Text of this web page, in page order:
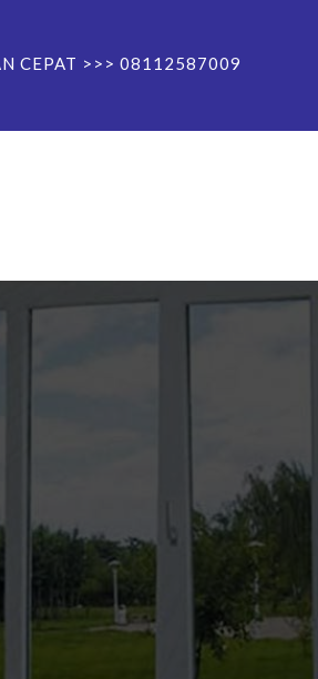
CEPAT >>> 08112587009